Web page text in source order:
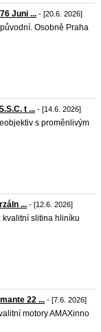
Juni ... - [20.6. 2026]
Osobně Praha
t ... - [14.6. 2026]
s proměnlivým
... - [12.6. 2026]
kvalitní slitina hliníku
22 ... - [7.6. 2026]
motory AMAXinno